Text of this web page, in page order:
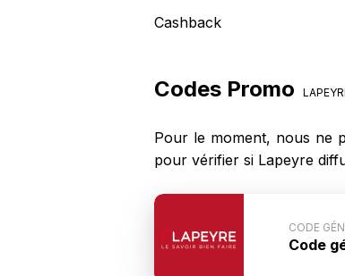
Cashback
Codes Promo
Pour le moment, nous ne
pour vérifier si Lapeyre
CODE
Code